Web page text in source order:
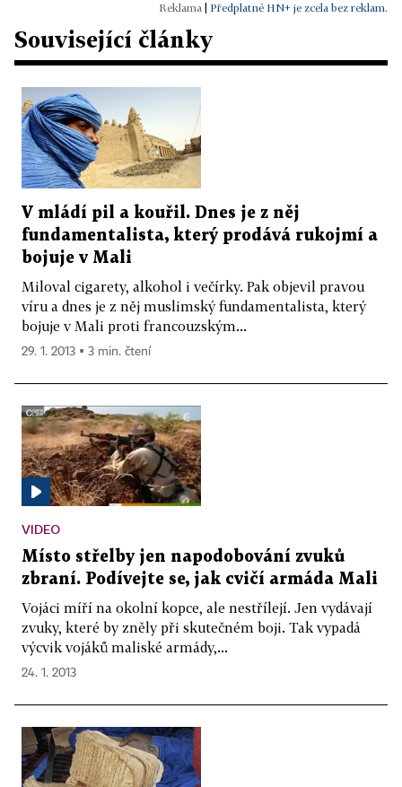
Předplatné HN+ je zcela bez reklam.
Související články
V mládí pil a kouřil. Dnes je z něj
fundamentalista, který prodává rukojmí a
bojuje v Mali
Miloval cigarety, alkohol i večírky. Pak objevil pravou
víru a dnes je z něj muslimský fundamentalista, který
bojuje v Mali proti francouzským...
29. 1. 2013 ▪ 3 min. čtení
VIDEO
Místo střelby jen napodobování zvuků
zbraní. Podívejte se, jak cvičí armáda Mali
Vojáci míří na okolní kopce, ale nestřílejí. Jen vydávají
zvuky, které by zněly při skutečném boji. Tak vypadá
výcvik vojáků maliské armády,...
24. 1. 2013